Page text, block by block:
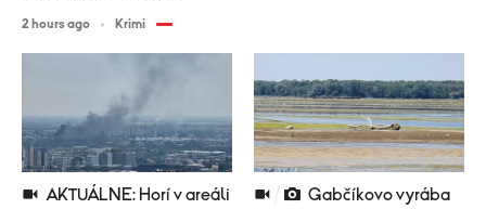
2 hours ago Krimi